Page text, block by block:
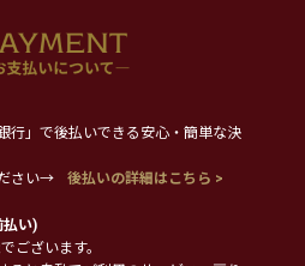
行」で後払いできる安心・簡単な決
さい→
後払いの詳細はこちら >
払い)
ございます。